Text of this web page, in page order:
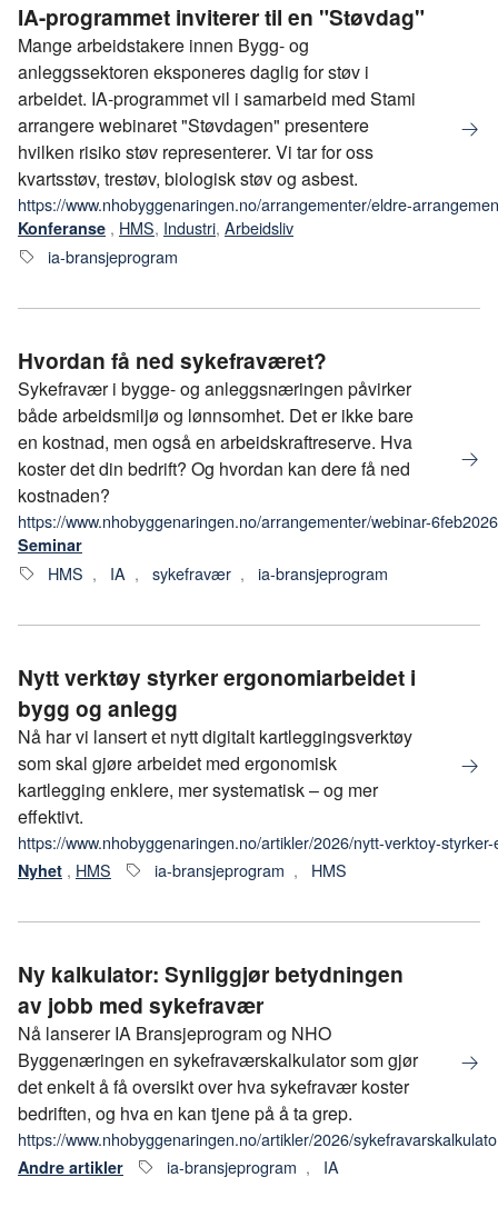
IA-programmet inviterer til en "Støvdag"
Mange arbeidstakere innen Bygg- og
anleggssektoren eksponeres daglig for støv i
arbeidet. IA-programmet vil i samarbeid med Stami
arrangere webinaret "Støvdagen" presentere
hvilken risiko støv representerer. Vi tar for oss
kvartsstøv, trestøv, biologisk støv og asbest.
https://www.nhobyggenaringen.no/arrangementer/eldre-
Konferanse , HMS, Industri, Arbeidsliv
ia-bransjeprogram
Hvordan få ned sykefraværet?
Sykefravær i bygge- og anleggsnæringen påvirker
både arbeidsmiljø og lønnsomhet. Det er ikke bare
en kostnad, men også en arbeidskraftreserve. Hva
koster det din bedrift? Og hvordan kan dere få ned
kostnaden?
https://www.nhobyggenaringen.no/arrangementer/webinar-
Seminar
HMS , IA , sykefravær , ia-bransjeprogram
Nytt verktøy styrker ergonomiarbeidet i
bygg og anlegg
Nå har vi lansert et nytt digitalt kartleggingsverktøy
som skal gjøre arbeidet med ergonomisk
kartlegging enklere, mer systematisk – og mer
effektivt.
https://www.nhobyggenaringen.no/artikler/2026/nytt-verktoy-
Nyhet , HMS ia-bransjeprogram , HMS
Ny kalkulator: Synliggjør betydningen
av jobb med sykefravær
Nå lanserer IA Bransjeprogram og NHO
Byggenæringen en sykefraværskalkulator som gjør
det enkelt å få oversikt over hva sykefravær koster
bedriften, og hva en kan tjene på å ta grep.
https://www.nhobyggenaringen.no/artikler/2026/
Andre artikler ia-bransjeprogram , IA